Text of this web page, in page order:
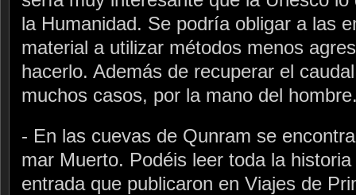
la Humanidad. Se podría obligar a las
material a utilizar métodos menos
hacerlo. Además de recuperar el
muchos casos, por la mano del
- En las cuevas de Qunram se
mar Muerto. Podéis leer toda la
entrada que publicaron en Viajes de